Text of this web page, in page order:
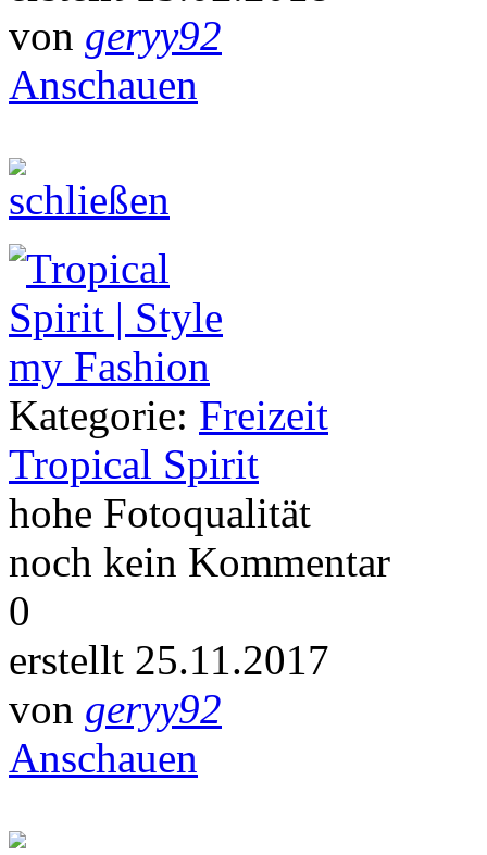
von geryy92
Anschauen
Kategorie: Freizeit
Tropical Spirit
hohe Fotoqualität
noch kein Kommentar
0
erstellt 25.11.2017
von geryy92
Anschauen